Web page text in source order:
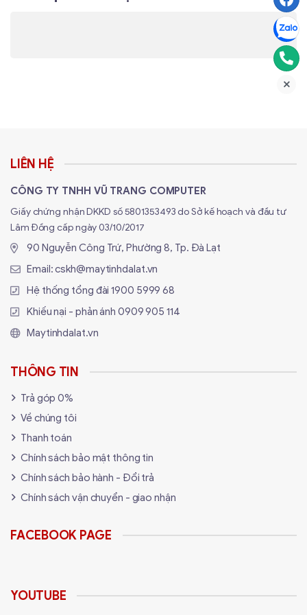
bỏ mọi tiếng ồn khi không cần làm mát chủ động, quạt
sẽ tự động quay trở lại khi nhiệt độ cao hơn 60*C
Hệ thống tản nhiệtTRI FROZR 4sử dụng
FAN 5.0cùngCore Pipegiúp duy trì nhiệt độ dưới
65°C. Công nghệZero Frozrtạm dừng quạt khi tải nhẹ,
giúp card hoạt động yên tĩnh khi không gaming.
Thiết kế gaming đẳng cấp
Light, cho phép tùy chỉnh màu sáng linh hoạt qua MSI
Center.
Tấm sau kim loại – Bảo vệ và tản
nhiệt hiệu quả
LIÊN HỆ
CÔNG TY TNHH VŨ TRANG COMPUTER
Giấy chứng nhận DKKD số 5801353493 do Sở kế hoạch và đầu tư
Lâm Đồng cấp ngày 03/10/2017
90 Nguyễn Công Trứ, Phường 8, Tp. Đà Lạt
Email:cskh@maytinhdalat.vn
Hệ thống tổng đài1900 5999 68
Khiếu nại - phản ánh 0909 905 114
Maytinhdalat.vn
THÔNG TIN
Trả góp 0%
Về chúng tôi
Thanh toán
Chính sách bảo mật thông tin
Chính sách bảo hành - Đổi trả
Chính sách vận chuyển - giao nhận
FACEBOOK PAGE
YOUTUBE